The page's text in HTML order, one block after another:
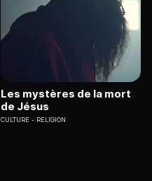
Les mystères de la mort
de Jésus
CULTURE RELIGION